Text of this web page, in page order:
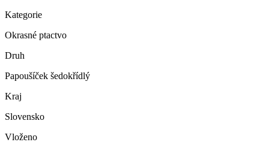
Kategorie
Okrasné ptactvo
Druh
Papoušíček šedokřídlý
Kraj
Slovensko
Vloženo